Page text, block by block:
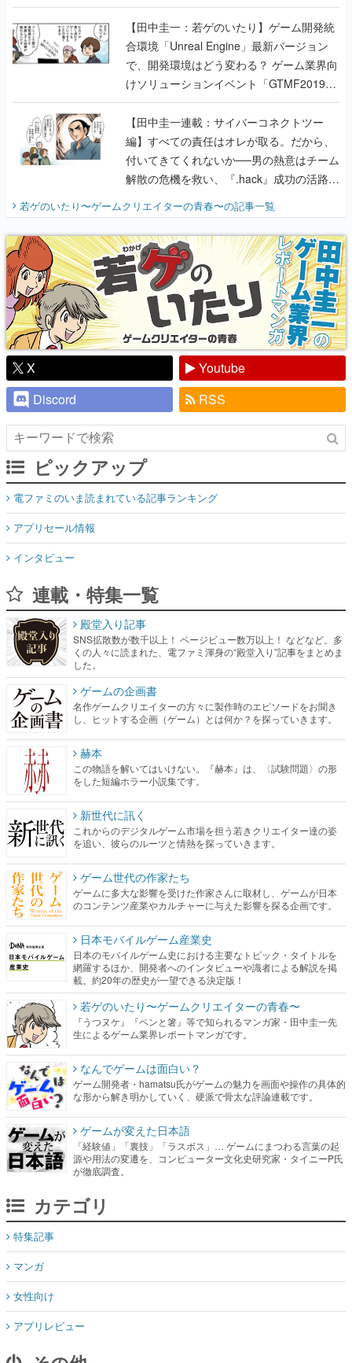
のいたり】
【田中圭一：若ゲのいたり】ゲーム開発統
合環境「Unreal Engine」最新バージョン
で、開発環境はどう変わる？ ゲーム業界向
けソリューションイベント「GTMF2019」
に行って、より理解を深めよう【PR】
【田中圭一連載：サイバーコネクトツー
編】すべての責任はオレが取る。だから、
付いてきてくれないか──男の熱意はチーム
解散の危機を救い、『.hack』成功の活路を
『少年ジャンプ』色だった【若ゲのいた
り】
若ゲのいたり〜ゲームクリエイターの青春〜の記事一覧
X
Youtube
Discord
RSS
ピックアップ
電ファミのいま読まれている記事ランキング
アプリセール情報
インタビュー
連載・特集一覧
殿堂入り記事
SNS拡散数が数千以上！ ページビュー数万以上！ などなど。多
くの人々に読まれた、電ファミ渾身の“殿堂入り”記事をまとめま
した。
ゲームの企画書
名作ゲームクリエイターの方々に製作時のエピソードをお聞き
し、ヒットする企画（ゲーム）とは何か？を探っていきます。
赫本
この物語を解いてはいけない。『赫本』は、〈試験問題〉の形
をした短編ホラー小説集です。
新世代に訊く
これからのデジタルゲーム市場を担う若きクリエイター達の姿
を追い、彼らのルーツと情熱を探っていきます。
ゲーム世代の作家たち
ゲームに多大な影響を受けた作家さんに取材し、ゲームが日本
のコンテンツ産業やカルチャーに与えた影響を探る企画です。
日本モバイルゲーム産業史
日本のモバイルゲーム史における主要なトピック・タイトルを
網羅するほか、開発者へのインタビューや識者による解説を掲
載。約20年の歴史が一望できる決定版！
若ゲのいたり〜ゲームクリエイターの青春〜
『うつヌケ』『ペンと箸』等で知られるマンガ家・田中圭一先
生によるゲーム業界レポートマンガです。
なんでゲームは面白い？
ゲーム開発者・hamatsu氏がゲームの魅力を画面や操作の具体的
な形から解き明かしていく、硬派で骨太な評論連載です。
ゲームが変えた日本語
「経験値」「裏技」「ラスボス」… ゲームにまつわる言葉の起
源や用法の変遷を、コンピューター文化史研究家・タイニーP氏
が徹底調査。
カテゴリ
特集記事
マンガ
女性向け
アプリレビュー